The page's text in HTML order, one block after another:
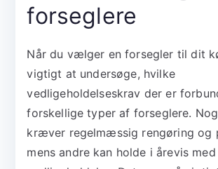
forseglere
Når du vælger en forsegler til dit
vigtigt at undersøge, hvilke
vedligeholdelseskrav der er
forskellige typer af forseglere.
kræver regelmæssig rengøring og
mens andre kan holde i årevis